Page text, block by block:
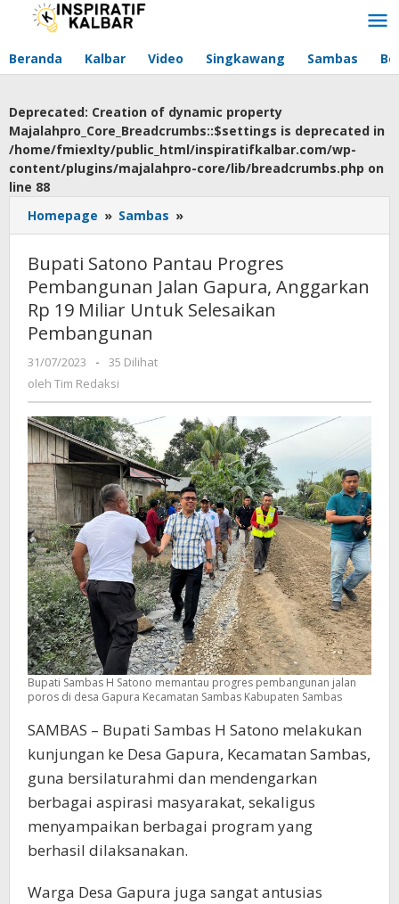
Lewati
Beranda Kalbar Video Singkawang Sambas
Deprecated: Creation of dynamic property
Majalahpro_Core_Breadcrumbs::$settings is deprecated in
/home/fmiexlty/public_html/inspiratifkalbar.com/wp-
content/plugins/majalahpro-core/lib/breadcrumbs.php on
line 88
Homepage » Sambas »
Satono
Progres
Pembangunan
Jalan
Miliar
Untuk
Selesaikan
Pembangunan
Bupati Satono Pantau Progres
Pembangunan Jalan Gapura, Anggarkan
Rp 19 Miliar Untuk Selesaikan
Pembangunan
31/07/2023
oleh
Tim
-
35 Dilihat
oleh Tim Redaksi
Bupati Sambas H Satono memantau progres pembangunan jalan
poros di desa Gapura Kecamatan Sambas Kabupaten Sambas
SAMBAS – Bupati Sambas H Satono melakukan
kunjungan ke Desa Gapura, Kecamatan Sambas,
guna bersilaturahmi dan mendengarkan
berbagai aspirasi masyarakat, sekaligus
menyampaikan berbagai program yang
berhasil dilaksanakan.
Warga Desa Gapura juga sangat antusias